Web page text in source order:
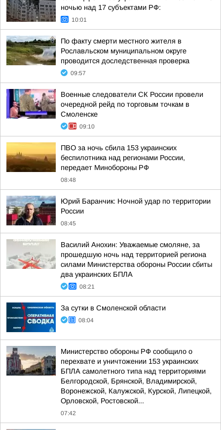
ночью над 17 субъектами РФ:
10:01
По факту смерти местного жителя в
Рославльском муниципальном округе
проводится доследственная проверка
09:57
Военные следователи СК России провели
очередной рейд по торговым точкам в
Смоленске
09:10
ПВО за ночь сбила 153 украинских
беспилотника над регионами России,
передает Минобороны РФ
08:48
Юрий Баранчик: Ночной удар по территории
России
08:45
Василий Анохин: Уважаемые смоляне, за
прошедшую ночь над территорией региона
силами Министерства обороны России сбиты
два украинских БПЛА
08:21
За сутки в Смоленской области
08:04
Министерство обороны РФ сообщило о
перехвате и уничтожении 153 украинских
БПЛА самолетного типа над территориями
Белгородской, Брянской, Владимирской,
Воронежской, Калужской, Курской, Липецкой,
Орловской, Ростовской...
07:42